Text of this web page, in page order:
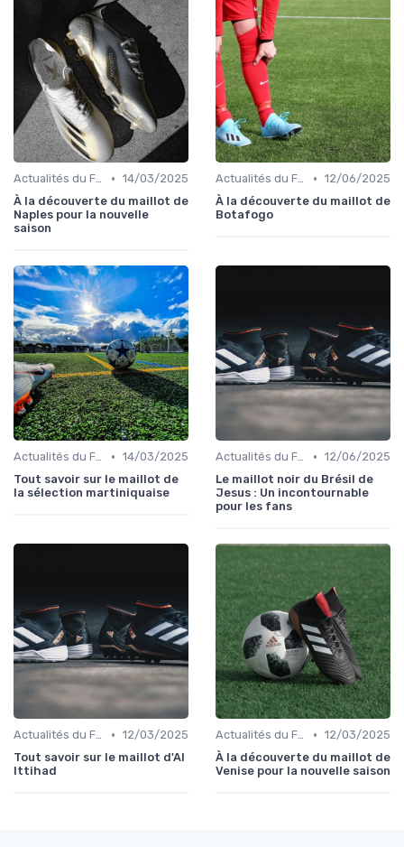
Actualités du Football et Nouveautés • 14/03/2025
À la découverte du maillot de
Naples pour la nouvelle
saison
Actualités du Football et Nouveautés • 12/06/2025
À la découverte du maillot de
Botafogo
Actualités du Football et Nouveautés • 14/03/2025
Tout savoir sur le maillot de
la sélection martiniquaise
Actualités du Football et Nouveautés • 12/06/2025
Le maillot noir du Brésil de
Jesus : Un incontournable
pour les fans
Actualités du Football et Nouveautés • 12/03/2025
Tout savoir sur le maillot d'Al
Ittihad
Actualités du Football et Nouveautés • 12/03/2025
À la découverte du maillot de
Venise pour la nouvelle saison